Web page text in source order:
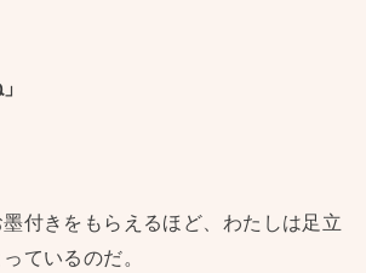
付きをもらえるほど、わたしは足立
ているのだ。